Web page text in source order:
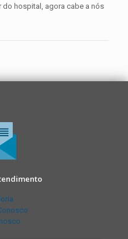
hospital, agora cabe a nós